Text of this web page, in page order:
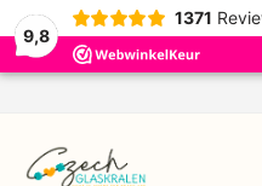
9,8
1371